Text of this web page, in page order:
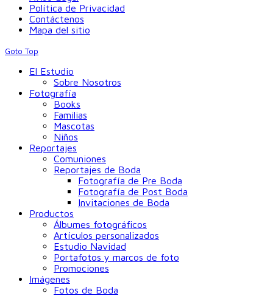
Política de Privacidad
Contáctenos
Mapa del sitio
Goto Top
El Estudio
Sobre Nosotros
Fotografía
Books
Familias
Mascotas
Niños
Reportajes
Comuniones
Reportajes de Boda
Fotografía de Pre Boda
Fotografía de Post Boda
Invitaciones de Boda
Productos
Álbumes fotográficos
Artículos personalizados
Estudio Navidad
Portafotos y marcos de foto
Promociones
Imágenes
Fotos de Boda